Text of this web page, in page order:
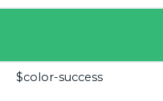
$color-success